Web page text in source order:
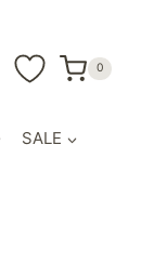
0
SALE